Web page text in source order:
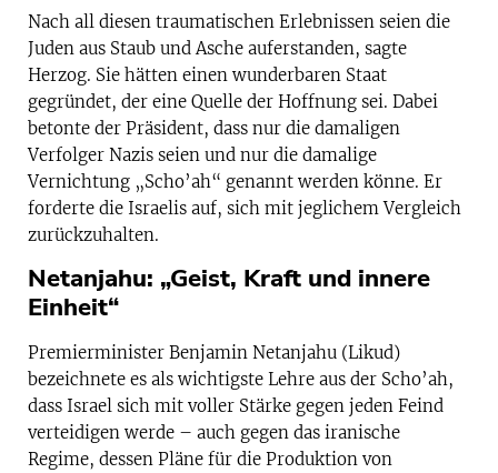
Nach all diesen traumatischen Erlebnissen seien die
Juden aus Staub und Asche auferstanden, sagte
Herzog. Sie hätten einen wunderbaren Staat
gegründet, der eine Quelle der Hoffnung sei. Dabei
betonte der Präsident, dass nur die damaligen
Verfolger Nazis seien und nur die damalige
Vernichtung „Scho’ah“ genannt werden könne. Er
forderte die Israelis auf, sich mit jeglichem Vergleich
zurückzuhalten.
Netanjahu: „Geist, Kraft und innere
Einheit“
Premierminister Benjamin Netanjahu (Likud)
bezeichnete es als wichtigste Lehre aus der Scho’ah,
dass Israel sich mit voller Stärke gegen jeden Feind
verteidigen werde – auch gegen das iranische
Regime, dessen Pläne für die Produktion von